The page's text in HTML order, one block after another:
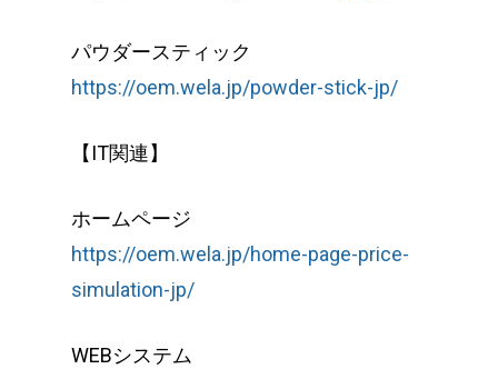
パウダースティック
https://oem.wela.jp/powder-stick-jp/
【IT関連】
ホームページ
https://oem.wela.jp/home-page-price-
simulation-jp/
WEBシステム